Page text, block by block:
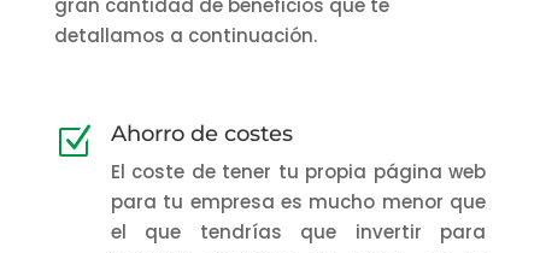
gran cantidad de beneficios que te
detallamos a continuación.
Z Ahorro de costes
El coste de tener tu propia página web
para tu empresa es mucho menor que
el que tendrías que invertir para